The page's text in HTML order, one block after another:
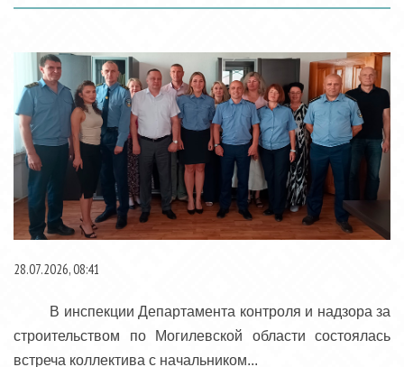
28.07.2026, 08:41
В инспекции Департамента контроля и надзора за
строительством по Могилевской области состоялась
встреча коллектива с начальником...